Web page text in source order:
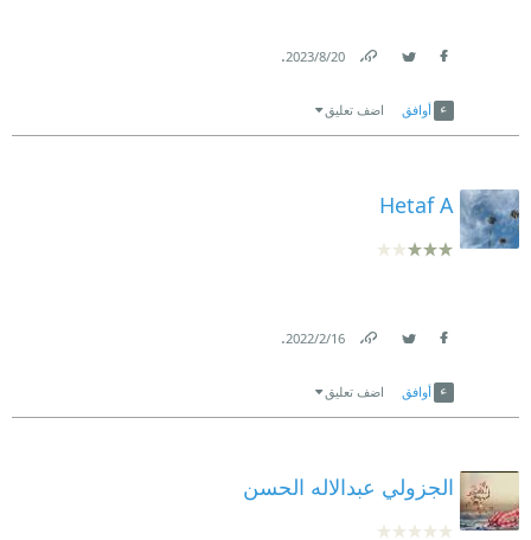
20‏/8‏/2023
.
أوافق اضف تعليق
Hetaf A
16‏/2‏/2022
.
أوافق اضف تعليق
الجزولي عبدالاله الحسن